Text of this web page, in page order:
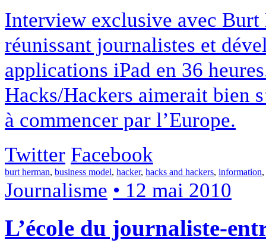
Interview exclusive avec Burt
réunissant journalistes et
applications iPad en 36
Hacks/Hackers aimerait bien
à commencer par l’Europe.
Twitter Facebook
burt herman, business model, hacker, hacks and hackers, information,
Journalisme • 12 mai 2010
L’école du journaliste-